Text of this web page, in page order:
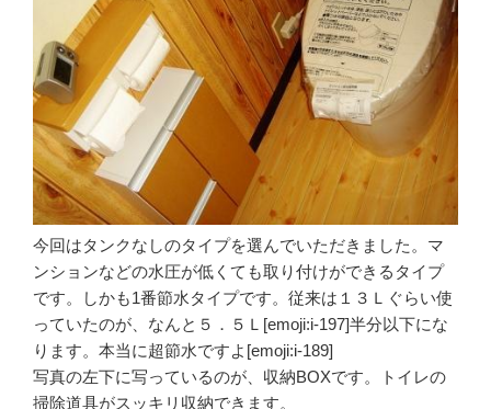
今回はタンクなしのタイプを選んでいただきました。マ
ンションなどの水圧が低くても取り付けができるタイプ
です。しかも1番節水タイプです。従来は１３Ｌぐらい使
っていたのが、なんと５．５Ｌ[emoji:i-197]半分以下にな
ります。本当に超節水ですよ[emoji:i-189]
写真の左下に写っているのが、収納BOXです。トイレの
掃除道具がスッキリ収納できます。